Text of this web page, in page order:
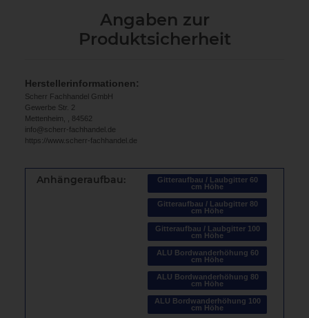
Angaben zur
Produktsicherheit
Herstellerinformationen:
Scherr Fachhandel GmbH
Gewerbe Str. 2
Mettenheim, , 84562
info@scherr-fachhandel.de
https://www.scherr-fachhandel.de
Anhängeraufbau:
Gitteraufbau / Laubgitter 60
cm Höhe
Gitteraufbau / Laubgitter 80
cm Höhe
Gitteraufbau / Laubgitter 100
cm Höhe
ALU Bordwanderhöhung 60
cm Höhe
ALU Bordwanderhöhung 80
cm Höhe
ALU Bordwanderhöhung 100
cm Höhe